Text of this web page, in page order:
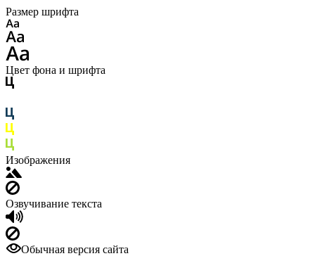
Размер шрифта
Цвет фона и шрифта
Изображения
Озвучивание текста
Обычная версия сайта